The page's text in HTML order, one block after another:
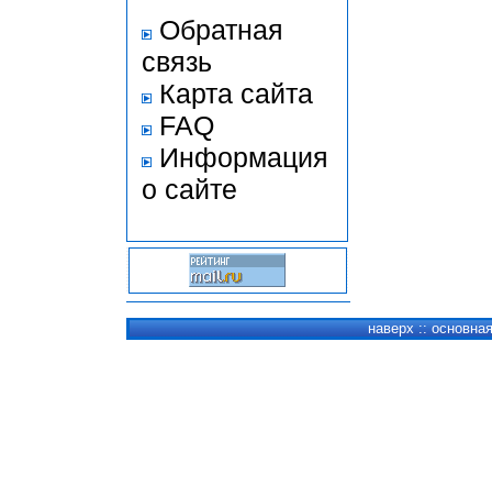
Обратная
связь
Карта сайта
FAQ
Информация
о сайте
наверх ::основная